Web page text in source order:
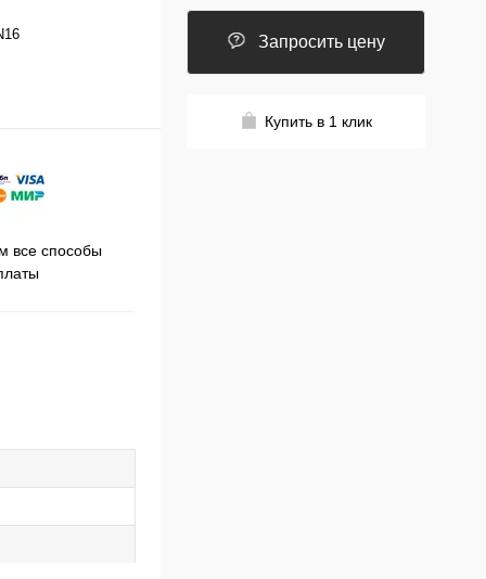
все способы
Запросить цену
Купить в 1 клик